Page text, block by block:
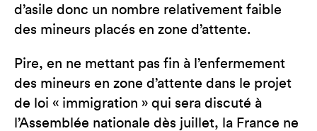
d’asile donc un nombre relativement faible
des mineurs placés en zone d’attente.
Pire, en ne mettant pas fin à l’enfermement
des mineurs en zone d’attente dans le projet
de loi « immigration » qui sera discuté à
l’Assemblée nationale dès juillet, la France ne